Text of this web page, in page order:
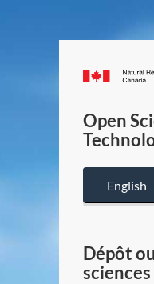
Open
English
Dépôt